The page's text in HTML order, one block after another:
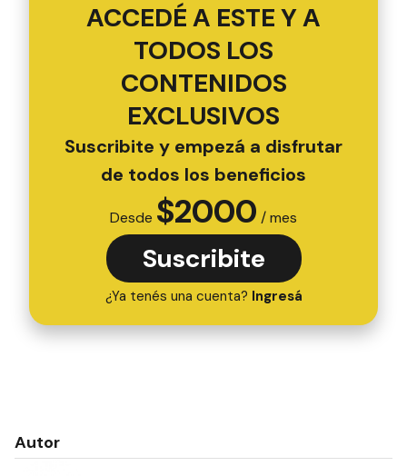
ACCEDÉ A ESTE Y A
TODOS LOS
CONTENIDOS
EXCLUSIVOS
Suscribite y empezá a disfrutar
de todos los beneficios
Desde $2000 / mes
Suscribite
¿Ya tenés una cuenta? Ingresá
Autor